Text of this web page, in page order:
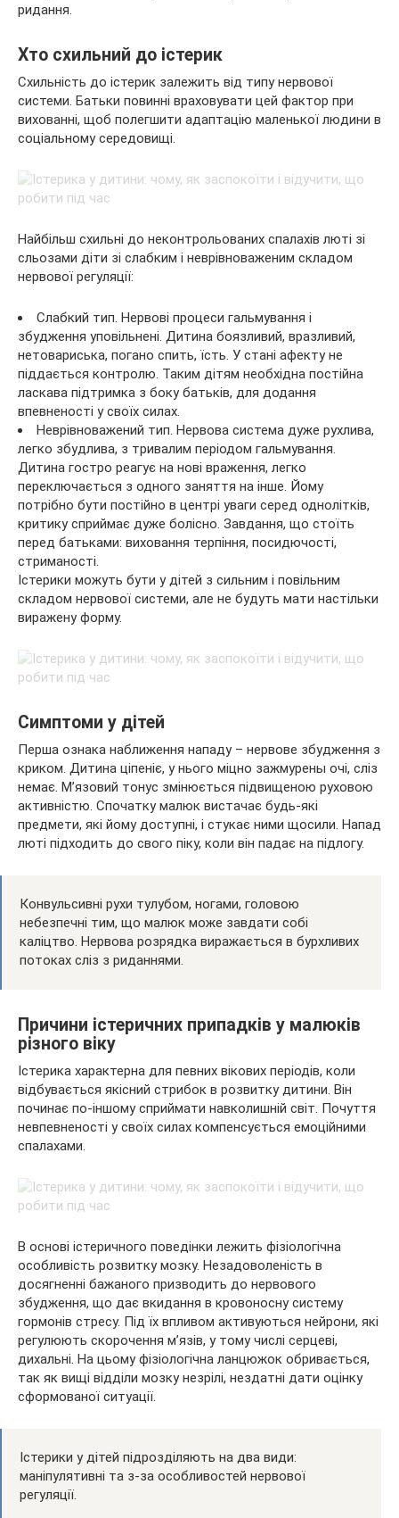
ридання.
Хто схильний до істерик
Схильність до істерик залежить від типу нервової
системи. Батьки повинні враховувати цей фактор при
вихованні, щоб полегшити адаптацію маленької людини в
соціальному середовищі.
Найбільш схильні до неконтрольованих спалахів люті зі
сльозами діти зі слабким і неврівноваженим складом
нервової регуляції:
Слабкий тип. Нервові процеси гальмування і
збудження уповільнені. Дитина боязливий, вразливий,
нетовариська, погано спить, їсть. У стані афекту не
піддається контролю. Таким дітям необхідна постійна
ласкава підтримка з боку батьків, для додання
впевненості у своїх силах.
Неврівноважений тип. Нервова система дуже рухлива,
легко збудлива, з тривалим періодом гальмування.
Дитина гостро реагує на нові враження, легко
переключається з одного заняття на інше. Йому
потрібно бути постійно в центрі уваги серед однолітків,
критику сприймає дуже болісно. Завдання, що стоїть
перед батьками: виховання терпіння, посидючості,
стриманості.
Істерики можуть бути у дітей з сильним і повільним
складом нервової системи, але не будуть мати настільки
виражену форму.
Симптоми у дітей
Перша ознака наближення нападу – нервове збудження з
криком. Дитина ціпеніє, у нього міцно зажмурены очі, сліз
немає. М’язовий тонус змінюється підвищеною руховою
активністю. Спочатку малюк вистачає будь-які
предмети, які йому доступні, і стукає ними щосили. Напад
люті підходить до свого піку, коли він падає на підлогу.
Конвульсивні рухи тулубом, ногами, головою
небезпечні тим, що малюк може завдати собі
каліцтво. Нервова розрядка виражається в бурхливих
потоках сліз з риданнями.
Причини істеричних припадків у малюків
різного віку
Істерика характерна для певних вікових періодів, коли
відбувається якісний стрибок в розвитку дитини. Він
починає по-іншому сприймати навколишній світ. Почуття
невпевненості у своїх силах компенсується емоційними
спалахами.
В основі істеричного поведінки лежить фізіологічна
особливість розвитку мозку. Незадоволеність в
досягненні бажаного призводить до нервового
збудження, що дає вкидання в кровоносну систему
гормонів стресу. Під їх впливом активуються нейрони, які
регулюють скорочення м’язів, у тому числі серцеві,
дихальні. На цьому фізіологічна ланцюжок обривається,
так як вищі відділи мозку незрілі, нездатні дати оцінку
сформованої ситуації.
Істерики у дітей підрозділяють на два види:
маніпулятивні та з-за особливостей нервової
регуляції.